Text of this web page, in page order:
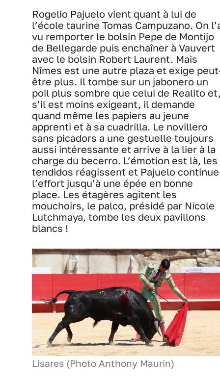
Rogelio Pajuelo vient quant à lui de
l’école taurine Tomas Campuzano. On
vu remporter le bolsin Pepe de Montijo
de Bellegarde puis enchaîner à Vauvert
avec le bolsin Robert Laurent. Mais
Nîmes est une autre plaza et exige
être plus. Il tombe sur un jabonero un
poil plus sombre que celui de Realito
s’il est moins exigeant, il demande
quand même les papiers au jeune
apprenti et à sa cuadrilla. Le novillero
sans picadors a une gestuelle toujours
aussi intéressante et arrive à la lier à la
charge du becerro. L’émotion est là, les
tendidos réagissent et Pajuelo continue
l’effort jusqu’à une épée en bonne
place. Les étagères agitent les
mouchoirs, le palco, présidé par Nicole
Lutchmaya, tombe les deux pavillons
blancs !
Lisares (Photo Anthony Maurin)